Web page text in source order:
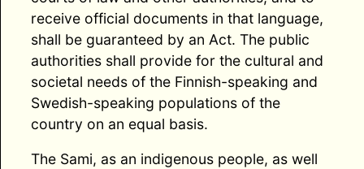
receive official documents in that language,
shall be guaranteed by an Act. The public
authorities shall provide for the cultural and
societal needs of the Finnish-speaking and
Swedish-speaking populations of the
country on an equal basis.
The Sami, as an indigenous people, as well